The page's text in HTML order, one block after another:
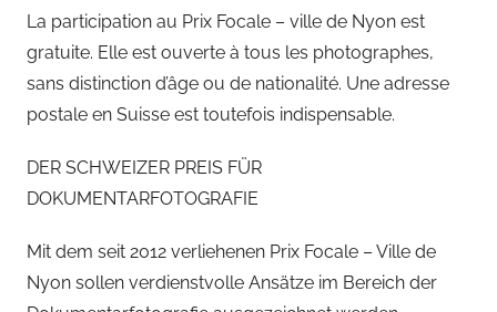
La participation au Prix Focale – ville de Nyon est
gratuite. Elle est ouverte à tous les photographes,
sans distinction d’âge ou de nationalité. Une adresse
postale en Suisse est toutefois indispensable.
DER SCHWEIZER PREIS FÜR
DOKUMENTARFOTOGRAFIE
Mit dem seit 2012 verliehenen Prix Focale – Ville de
Nyon sollen verdienstvolle Ansätze im Bereich der